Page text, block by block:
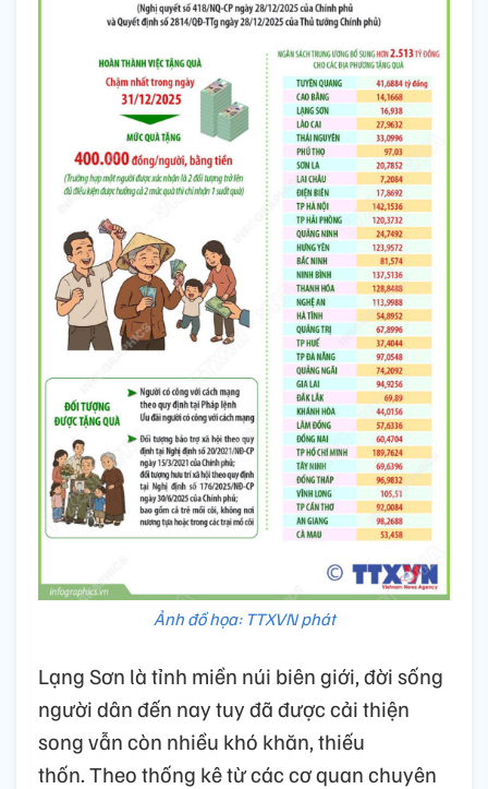
Ảnh đồ họa: TTXVN phát
Lạng Sơn là tỉnh miền núi biên giới, đời sống
người dân đến nay tuy đã được cải thiện
song vẫn còn nhiều khó khăn, thiếu
thốn. Theo thống kê từ các cơ quan chuyên